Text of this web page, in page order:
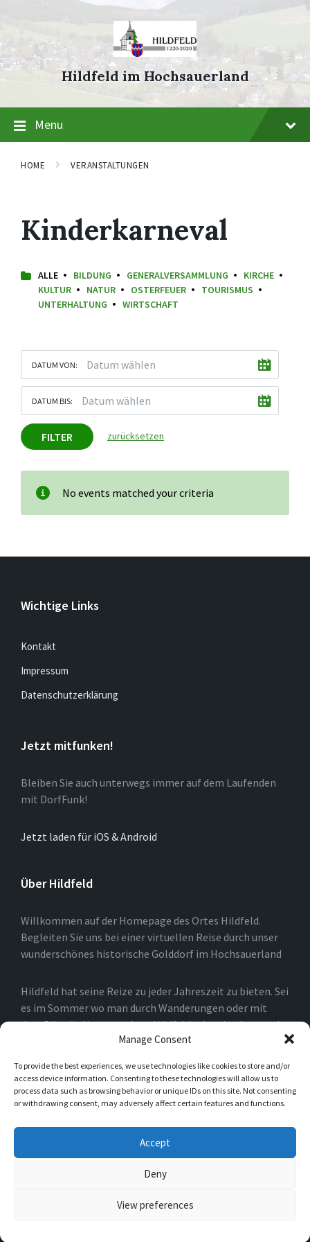
Manage Consent
To provide the best experiences, we use technologies like cookies to store and/or
access device information. Consenting to these technologies will allow us to
process data such as browsing behavior or unique IDs on this site. Not consenting
or withdrawing consent, may adversely affect certain features and functions.
Accept
Deny
View preferences
navigation
Hildfeld im Hochsauerland
Menu
HOME VERANSTALTUNGEN
Kinderkarneval
ALLE BILDUNG GENERALVERSAMMLUNG
KIRCHE
KULTUR
NATUR OSTERFEUER
TOURISMUS
UNTERHALTUNG
WIRTSCHAFT
DATUM VON:
DATUM BIS:
FILTER zurücksetzen
No events matched your criteria
Wichtige Links
Kontakt
Impressum
Datenschutzerklärung
Jetzt mitfunken!
Bleiben Sie auch unterwegs immer auf dem Laufenden
mit DorfFunk!
Jetzt laden für iOS & Android
Über Hildfeld
Willkommen auf der Homepage des Ortes Hildfeld.
Begleiten Sie uns bei einer virtuellen Reise durch unser
wunderschönes historische Golddorf im Hochsauerland
Hildfeld hat seine Reize zu jeder Jahreszeit zu bieten. Sei
es im Sommer wo man durch Wanderungen oder mit
dem Bike die Natur rund um Hildfeld erkunden kann, oder
auch im Winter, wo man durch die Loipen und an den
genießen kann.
Einfach nur spazieren gehen ist natürlich auch möglich.
Sie werden schnell merken, das es für Naturliebhaber in
Hildfeld niemals langweilig werden kann.